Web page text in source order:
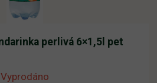
perlivá 6×1,5l pet
Vyprodáno